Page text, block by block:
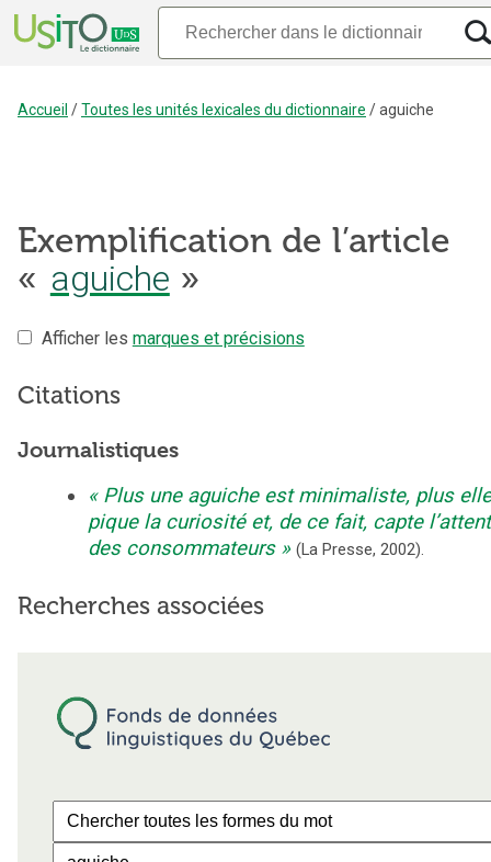
Accueil /Toutes les unités lexicales du dictionnaire /aguiche
Exemplification de l’article
« aguiche »
Afficher les marques et précisions
Citations
Journalistiques
Plus une aguiche est minimaliste, plus elle
pique la curiosité et, de ce fait, capte
des consommateurs
(La Presse, 2002).
Recherches associées